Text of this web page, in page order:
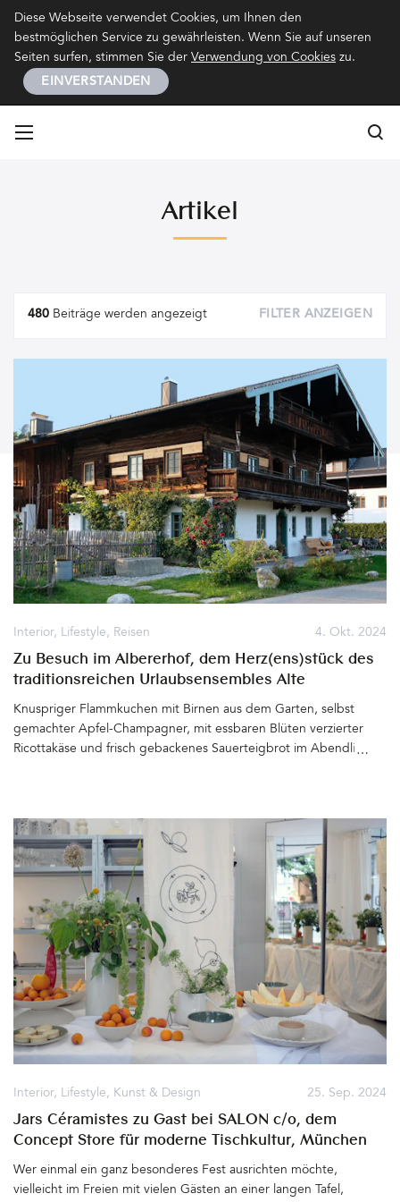
Diese Webseite verwendet Cookies, um Ihnen den
bestmöglichen Service zu gewährleisten. Wenn Sie auf unseren
Seiten surfen, stimmen Sie der Verwendung von Cookies zu.
EINVERSTANDEN
Artikel
Artikel
480 Beiträge werden angezeigt FILTER ANZEIGEN
4. Okt. 2024
Interior, Lifestyle, Reisen
Zu Besuch im Albererhof, dem Herz(ens)stück des
traditionsreichen Urlaubsensembles Alte
Gendarmerie Übersee, Chiemgau
Knuspriger Flammkuchen mit Birnen aus dem Garten, selbst
gemachter Apfel-Champagner, mit essbaren Blüten verzierter
Ricottakäse und frisch gebackenes Sauerteigbrot im Abendlicht.
Himbeeren. Architektur, Natur und Herzlichkeit. Entschleunigung,
Genuss und beste Gastgeber. Willkommen im Albererhof, dem
Herz(ens)stück der Alten Gendarmerie Übersee im Chiemgau,
einem denkmalgeschützen Ensemble mit 8 Ferienwohnungen
zwischen Chiemsee und den Bergen&hellip
25. Sep. 2024
Interior, Lifestyle, Kunst & Design
Jars Céramistes zu Gast bei SALON c/o, dem
Concept Store für moderne Tischkultur, München
Wer einmal ein ganz besonderes Fest ausrichten möchte,
vielleicht im Freien mit vielen Gästen an einer langen Tafel,